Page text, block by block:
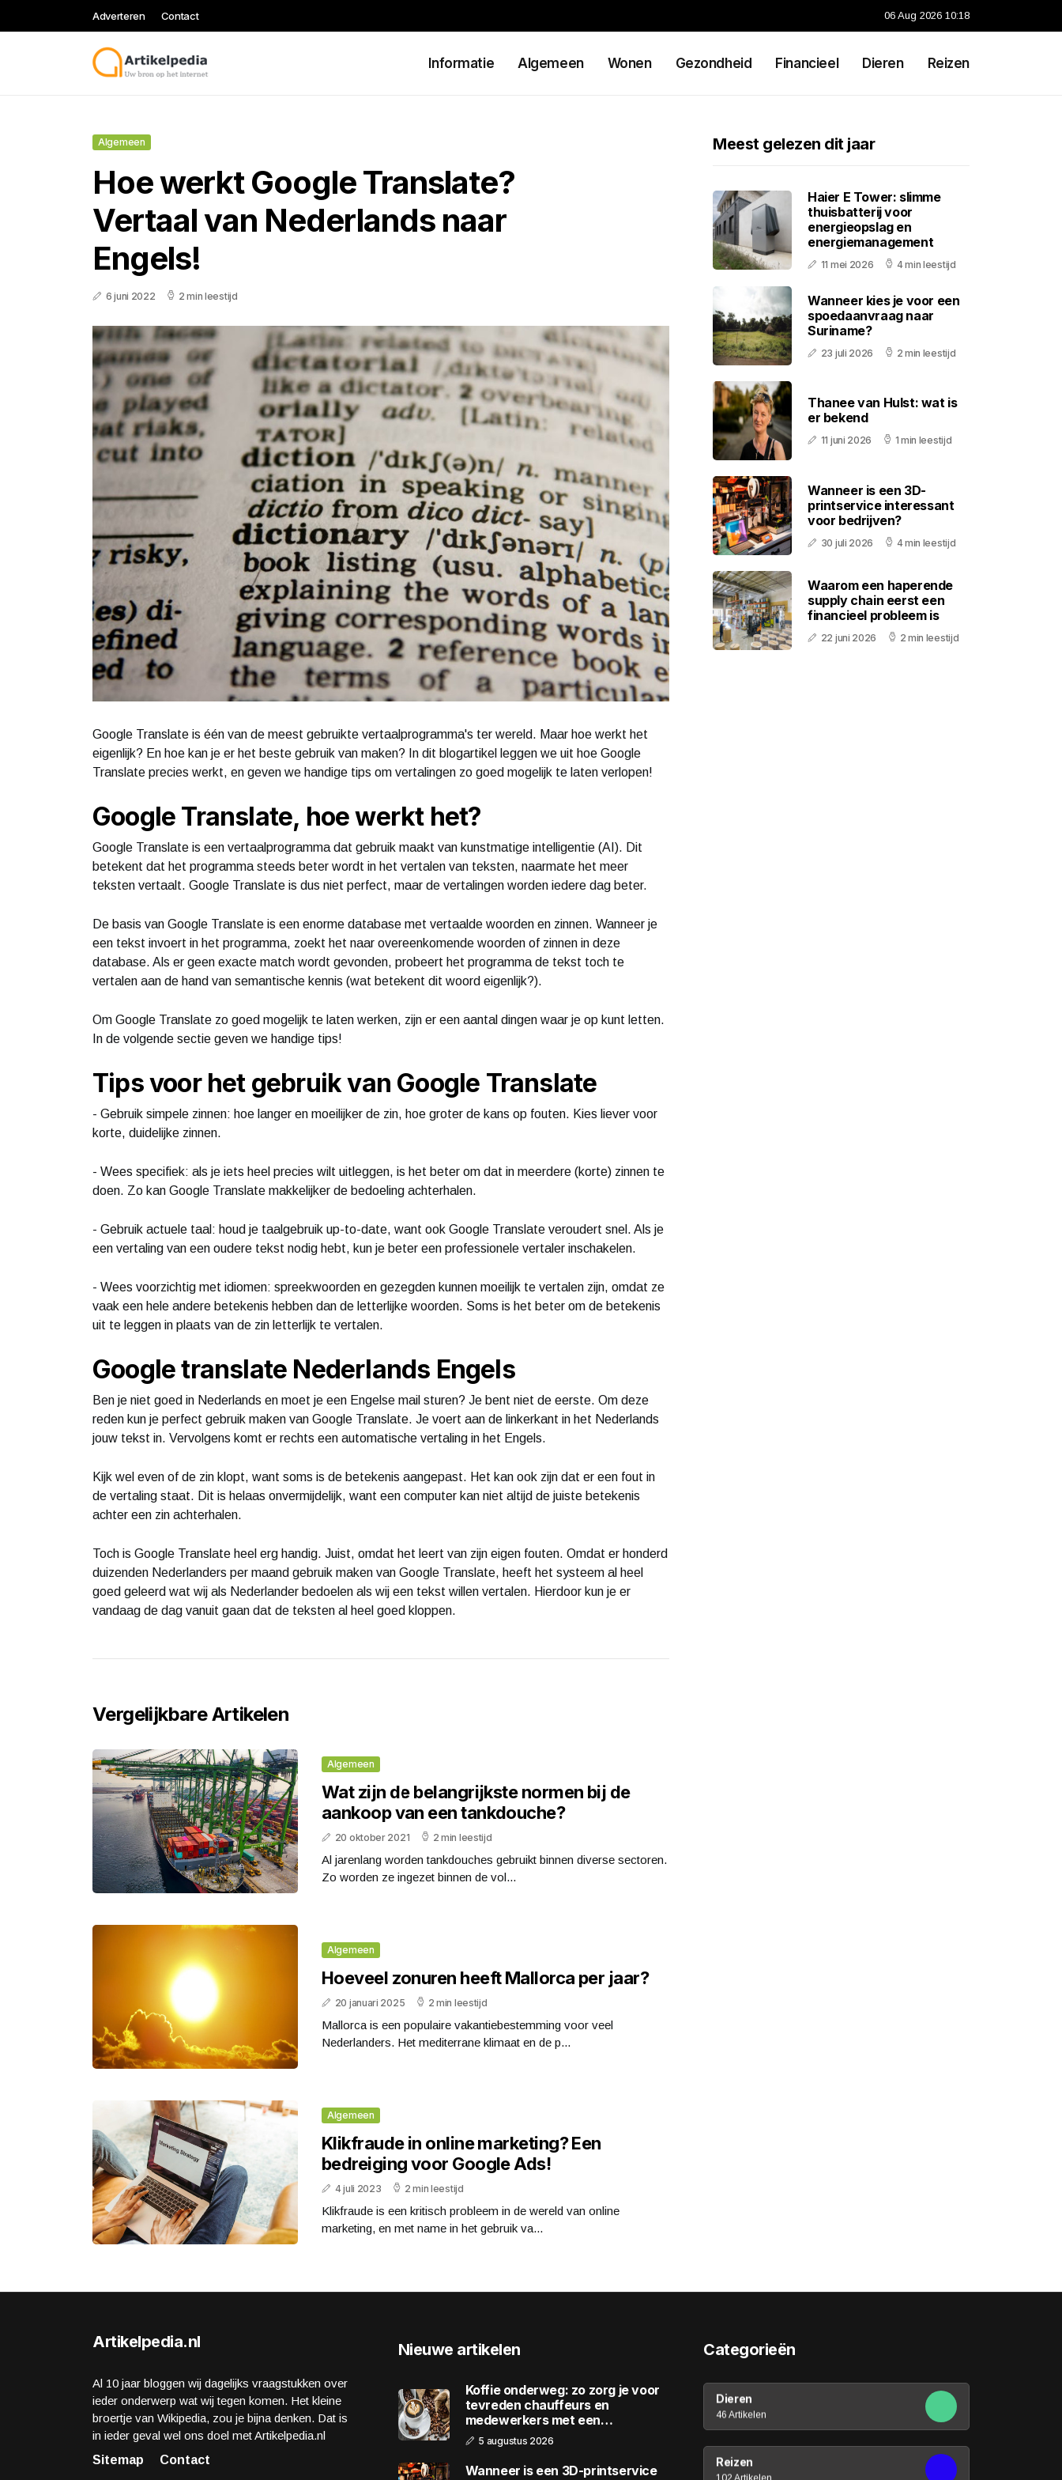
Adverteren Contact 06 Aug 2026 10:18
Informatie Algemeen Wonen Gezondheid Financieel Dieren Reizen
Algemeen
Hoe werkt Google Translate?
Vertaal van Nederlands naar
Engels!
6 juni 2022 2 min leestijd
Google Translate is één van de meest gebruikte vertaalprogramma's ter wereld. Maar hoe werkt het
eigenlijk? En hoe kan je er het beste gebruik van maken? In dit blogartikel leggen we uit hoe Google
Translate precies werkt, en geven we handige tips om vertalingen zo goed mogelijk te laten verlopen!
Google Translate, hoe werkt het?
Google Translate is een vertaalprogramma dat gebruik maakt van kunstmatige intelligentie (AI). Dit
betekent dat het programma steeds beter wordt in het vertalen van teksten, naarmate het meer
teksten vertaalt. Google Translate is dus niet perfect, maar de vertalingen worden iedere dag beter.
De basis van Google Translate is een enorme database met vertaalde woorden en zinnen. Wanneer je
een tekst invoert in het programma, zoekt het naar overeenkomende woorden of zinnen in deze
database. Als er geen exacte match wordt gevonden, probeert het programma de tekst toch te
vertalen aan de hand van semantische kennis (wat betekent dit woord eigenlijk?).
Om Google Translate zo goed mogelijk te laten werken, zijn er een aantal dingen waar je op kunt letten.
In de volgende sectie geven we handige tips!
Tips voor het gebruik van Google Translate
- Gebruik simpele zinnen: hoe langer en moeilijker de zin, hoe groter de kans op fouten. Kies liever voor
korte, duidelijke zinnen.
- Wees specifiek: als je iets heel precies wilt uitleggen, is het beter om dat in meerdere (korte) zinnen te
doen. Zo kan Google Translate makkelijker de bedoeling achterhalen.
- Gebruik actuele taal: houd je taalgebruik up-to-date, want ook Google Translate veroudert snel. Als je
een vertaling van een oudere tekst nodig hebt, kun je beter een professionele vertaler inschakelen.
- Wees voorzichtig met idiomen: spreekwoorden en gezegden kunnen moeilijk te vertalen zijn, omdat ze
vaak een hele andere betekenis hebben dan de letterlijke woorden. Soms is het beter om de betekenis
uit te leggen in plaats van de zin letterlijk te vertalen.
Google translate Nederlands Engels
Ben je niet goed in Nederlands en moet je een Engelse mail sturen? Je bent niet de eerste. Om deze
reden kun je perfect gebruik maken van Google Translate. Je voert aan de linkerkant in het Nederlands
jouw tekst in. Vervolgens komt er rechts een automatische vertaling in het Engels.
Kijk wel even of de zin klopt, want soms is de betekenis aangepast. Het kan ook zijn dat er een fout in
de vertaling staat. Dit is helaas onvermijdelijk, want een computer kan niet altijd de juiste betekenis
achter een zin achterhalen.
Toch is Google Translate heel erg handig. Juist, omdat het leert van zijn eigen fouten. Omdat er honderd
duizenden Nederlanders per maand gebruik maken van Google Translate, heeft het systeem al heel
goed geleerd wat wij als Nederlander bedoelen als wij een tekst willen vertalen. Hierdoor kun je er
vandaag de dag vanuit gaan dat de teksten al heel goed kloppen.
Vergelijkbare Artikelen
Algemeen
Wat zijn de belangrijkste normen bij de
aankoop van een tankdouche?
20 oktober 2021 2 min leestijd
Al jarenlang worden tankdouches gebruikt binnen diverse sectoren.
Zo worden ze ingezet binnen de vol...
Algemeen
Hoeveel zonuren heeft Mallorca per jaar?
20 januari 2025 2 min leestijd
Mallorca is een populaire vakantiebestemming voor veel
Nederlanders. Het mediterrane klimaat en de p...
Algemeen
Klikfraude in online marketing? Een
bedreiging voor Google Ads!
4 juli 2023 2 min leestijd
Klikfraude is een kritisch probleem in de wereld van online
marketing, en met name in het gebruik va...
Meest gelezen dit jaar
Haier E Tower: slimme
thuisbatterij voor
energieopslag en
energiemanagement
11 mei 2026 4 min leestijd
Wanneer kies je voor een
spoedaanvraag naar
Suriname?
23 juli 2026 2 min leestijd
Thanee van Hulst: wat is
er bekend
11 juni 2026 1 min leestijd
Wanneer is een 3D-
printservice interessant
voor bedrijven?
30 juli 2026 4 min leestijd
Waarom een haperende
supply chain eerst een
financieel probleem is
22 juni 2026 2 min leestijd
Artikelpedia.nl
Al 10 jaar bloggen wij dagelijks vraagstukken over
ieder onderwerp wat wij tegen komen. Het kleine
broertje van Wikipedia, zou je bijna denken. Dat is
in ieder geval wel ons doel met Artikelpedia.nl
Sitemap
Contact
Nieuwe artikelen
Koffie onderweg: zo zorg je voor
tevreden chauffeurs en
medewerkers met een
wagenpark
5 augustus 2026
Wanneer is een 3D-printservice
Categorieën
Dieren
46 Artikelen
Reizen
102 Artikelen